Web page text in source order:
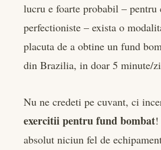
lucru e foarte probabil – pentru
perfectioniste – exista o
placuta de a obtine un fund
din Brazilia, in doar 5 minute/
Nu ne credeti pe cuvant, ci
exercitii pentru fund bombat
absolut niciun fel de